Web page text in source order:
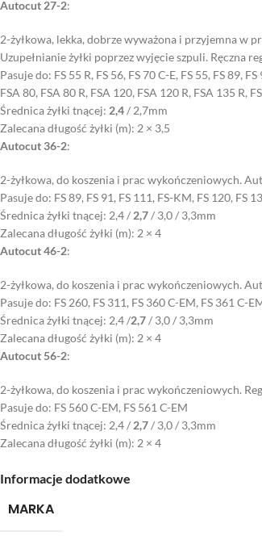
Autocut 27-2:
2-żyłkowa, lekka, dobrze wyważona i przyjemna w
Uzupełnianie żyłki poprzez wyjęcie szpuli. Ręczna
Pasuje do: FS 55 R, FS 56, FS 70 C-E, FS 55, FS 89,
FSA 80, FSA 80 R, FSA 120, FSA 120 R, FSA 135 R,
Średnica żyłki tnącej: 2,4/ 2,7mm
Zalecana długość żyłki (m): 2 × 3,5
Autocut 36-2:
2-żyłkowa, do koszenia i prac wykończeniowych.
Pasuje do: FS 89, FS 91, FS 111, FS-KM, FS 120, FS
Średnica żyłki tnącej: 2,4 / 2,7/ 3,0 / 3,3mm
Zalecana długość żyłki (m): 2 × 4
Autocut 46-2:
2-żyłkowa, do koszenia i prac wykończeniowych.
Pasuje do: FS 260, FS 311, FS 360 C-EM, FS 361 C-
Średnica żyłki tnącej: 2,4 /2,7/ 3,0 / 3,3mm
Zalecana długość żyłki (m): 2 × 4
Autocut 56-2:
2-żyłkowa, do koszenia i prac wykończeniowych.
Pasuje do: FS 560 C-EM, FS 561 C-EM
Średnica żyłki tnącej: 2,4 / 2,7/ 3,0 / 3,3mm
Zalecana długość żyłki (m): 2 × 4
Informacje dodatkowe
MARKA